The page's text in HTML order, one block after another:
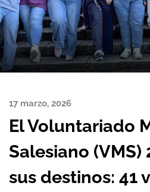
17 marzo, 2026
El Voluntariado
Salesiano (VMS)
sus destinos: 41